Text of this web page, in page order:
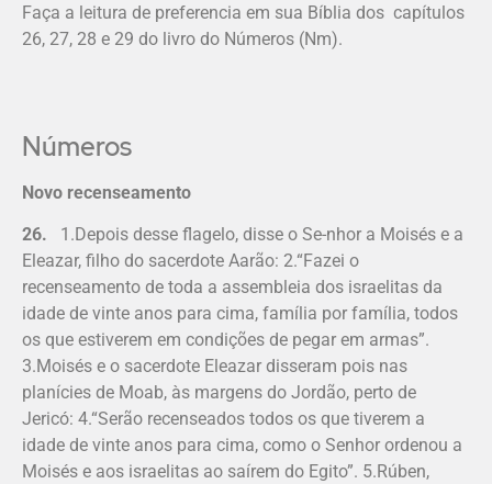
Faça a leitura de preferencia em sua Bíblia dos capítulos
26, 27, 28 e 29 do livro do Números (Nm).
Números
Novo recenseamento
26. 1.Depois desse flagelo, disse o Se-nhor a Moisés e a
Eleazar, filho do sacerdote Aarão: 2.“Fazei o
recenseamento de toda a assembleia dos israelitas da
idade de vinte anos para cima, família por família, todos
os que estiverem em condições de pegar em armas”.
3.Moisés e o sacerdote Eleazar disseram pois nas
planícies de Moab, às margens do Jordão, perto de
Jericó: 4.“Serão recenseados todos os que tiverem a
idade de vinte anos para cima, como o Senhor ordenou a
Moisés e aos israelitas ao saírem do Egito”. 5.Rúben,